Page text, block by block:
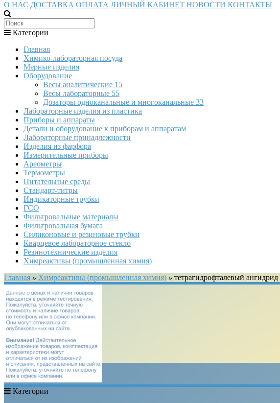
О НАС ДОСТАВКА ОПЛАТА ЛИЧНЫЙ КАБИНЕТ НОВОСТИ КОНТАКТЫ
Категории
Главная
Химико-лабораторная посуда
Мерные изделия
Оборудование
Весы аналитические 15
Весы лабораторные 55
Дозаторы одноканальные и многоканальные 33
Лабораторные изделия из пластика
Приборы и аппараты
Детали и оборудование к приборам и аппаратам
Лабораторные принадлежности
Изделия из фарфора
Измерительные приборы
Ареометры
Термометры
Питательные среды
Стандарт-титры
Индикаторные трубки
ГСО
Фильтровальные материалы
Фильтровальная бумага
Силиконовые и резиновые трубки
Кварцевое лабораторное стекло
Резинотехнические изделия
Химреактивы (промышленная химия)
Главная » Химреактивы (промышленная химия) » тетрагидрофталевый
Категории